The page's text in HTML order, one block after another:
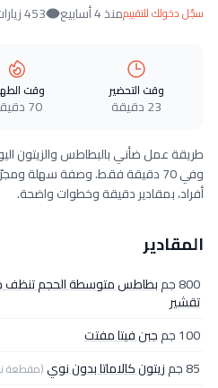
سجّل دخولك للتقييممنذ 4 أسابيع 453 زيارات
وقت التحضير
23 دقيقة
وقت
70 دقيقة
أفراد، بمقادير دقيقة وخطوات واضحة.
المقادير
800 جم بطاطس متوسطة الحجم تنظف
تقشير
100 جم
جبن فيتا مفتت
85 جم
زيتون كالاماتا بدون نوي(مقطعة